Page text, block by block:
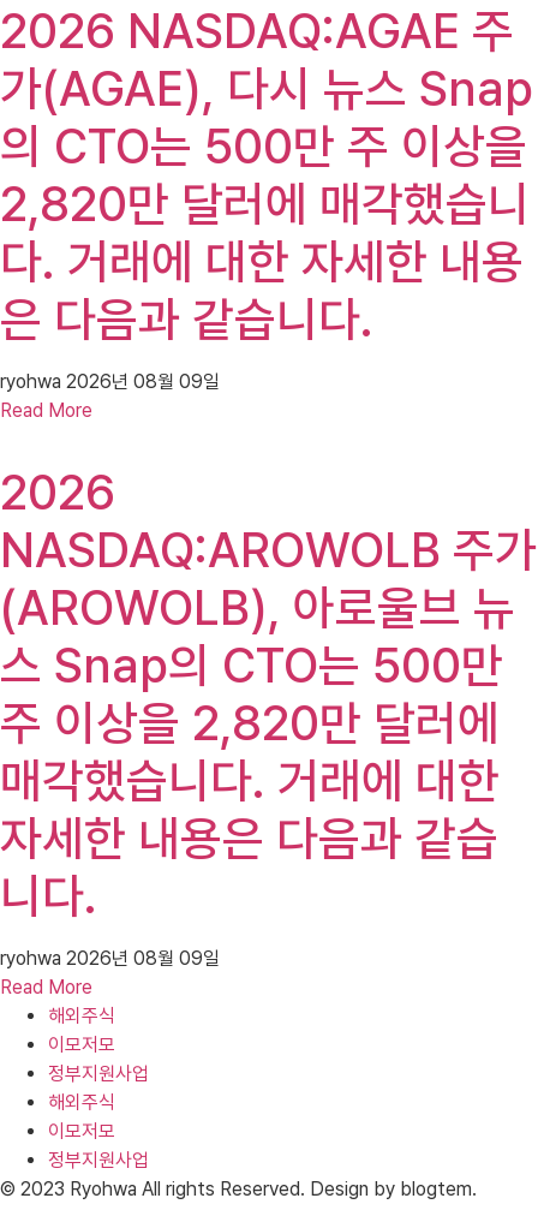
2026 NASDAQ:AGAE 주
가(AGAE), 다시 뉴스 Snap
의 CTO는 500만 주 이상을
2,820만 달러에 매각했습니
다. 거래에 대한 자세한 내용
은 다음과 같습니다.
ryohwa 2026년 08월 09일
Read More
2026
NASDAQ:AROWOLB 주가
(AROWOLB), 아로울브 뉴
스 Snap의 CTO는 500만
주 이상을 2,820만 달러에
매각했습니다. 거래에 대한
자세한 내용은 다음과 같습
니다.
ryohwa 2026년 08월 09일
Read More
해외주식
이모저모
정부지원사업
해외주식
이모저모
정부지원사업
© 2023 Ryohwa All rights Reserved. Design by blogtem.